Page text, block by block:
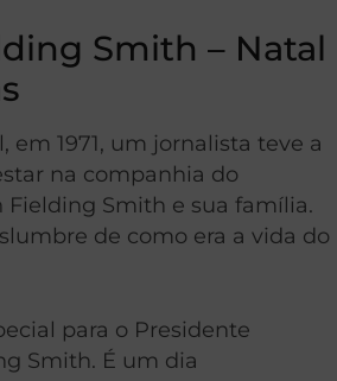
Smith – Natal
em 1971, um jornalista teve a
na companhia do
Fielding Smith e sua família.
de como era a vida do
para o Presidente
Smith. É um dia